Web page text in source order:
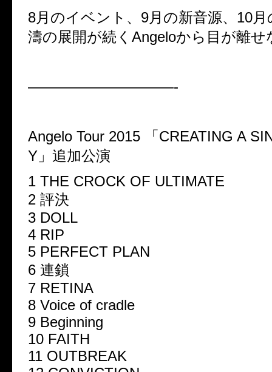
8月のイベント、9月の新音源、10
濤の展開が続くAngeloから目が離せ
——————————-
Angelo Tour 2015 「CREATING A
Y」追加公演
1 THE CROCK OF ULTIMATE
2 評決
3 DOLL
4 RIP
5 PERFECT PLAN
6 連鎖
7 RETINA
8 Voice of cradle
9 Beginning
10 FAITH
11 OUTBREAK